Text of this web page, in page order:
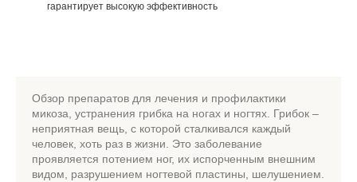
гарантирует высокую эффективность
Обзор препаратов для лечения и профилактики
микоза, устранения грибка на ногах и ногтях. Грибок –
неприятная вещь, с которой сталкивался каждый
человек, хоть раз в жизни. Это заболевание
проявляется потением ног, их испорченным внешним
видом, разрушением ногтевой пластины, шелушением.